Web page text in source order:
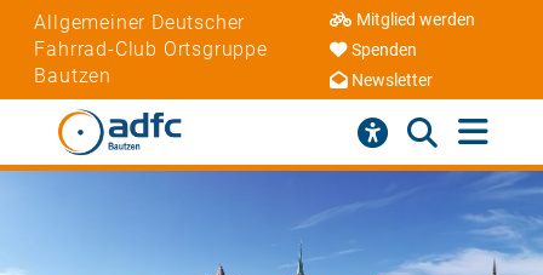
Allgemeiner Deutscher
Fahrrad-Club Ortsgruppe
Bautzen
Mitglied werden
Spenden
Newsletter